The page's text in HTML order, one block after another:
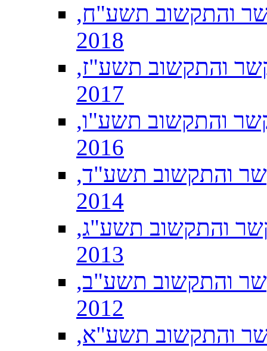
והתקשוב תשע"ח,
2018
והתקשוב תשע"ז,
2017
והתקשוב תשע"ו,
2016
והתקשוב תשע"ד,
2014
והתקשוב תשע"ג,
2013
והתקשוב תשע"ב,
2012
והתקשוב תשע"א,